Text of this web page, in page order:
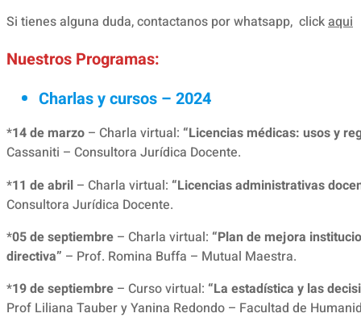
Si tienes alguna duda, contactanos por whatsapp, clickaqui
Nuestros Programas:
Charlas y cursos – 2024
*14 de marzo – Charla virtual: “Licencias médicas: usos y
Cassaniti – Consultora Jurídica Docente.
*11 de abril – Charla virtual: “Licencias administrativas
Consultora Jurídica Docente.
*05 de septiembre – Charla virtual: “Plan de mejora
directiva” – Prof. Romina Buffa – Mutual Maestra.
*19 de septiembre – Curso virtual: “La estadística y las
Prof Liliana Tauber y Yanina Redondo – Facultad de